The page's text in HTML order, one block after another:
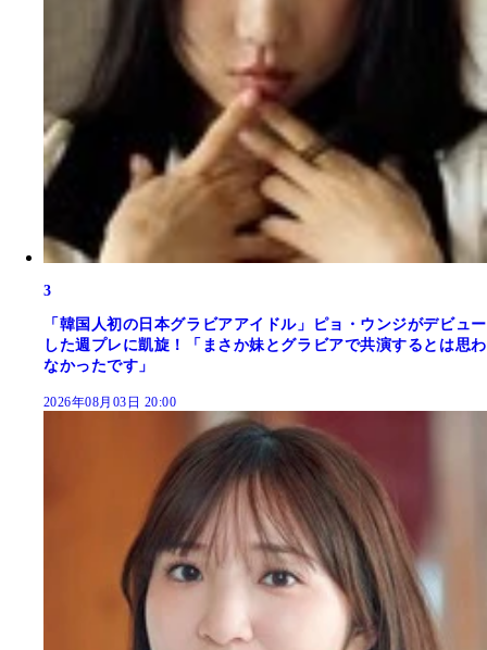
3
「韓国人初の日本グラビアアイドル」ピョ・ウンジがデビュー
した週プレに凱旋！「まさか妹とグラビアで共演するとは思わ
なかったです」
2026年08月03日 20:00